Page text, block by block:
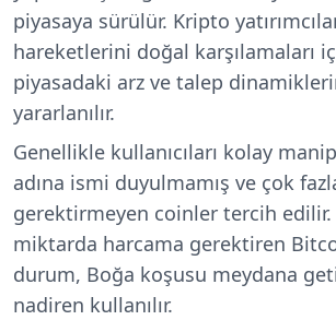
piyasaya sürülür. Kripto
hareketlerini doğal karşılamaları
piyasadaki arz ve talep
yararlanılır.
Genellikle kullanıcıları kolay
adına ismi duyulmamış ve çok
gerektirmeyen coinler tercih edilir.
miktarda harcama gerektiren
durum, Boğa koşusu meydana
nadiren kullanılır.